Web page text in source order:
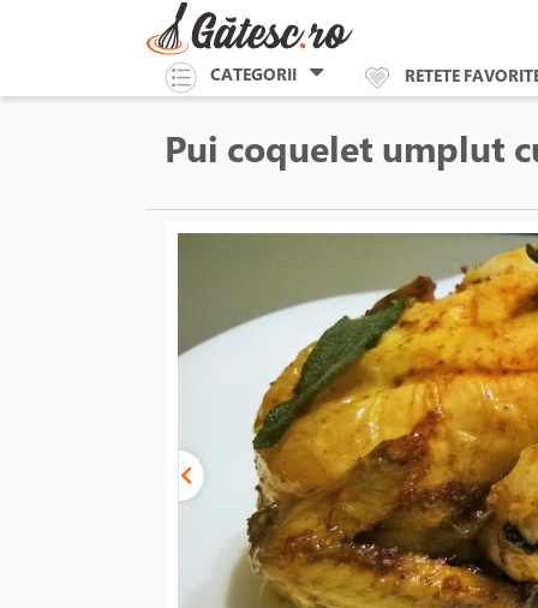
CATEGORII RETETE
Pui coquelet umplut